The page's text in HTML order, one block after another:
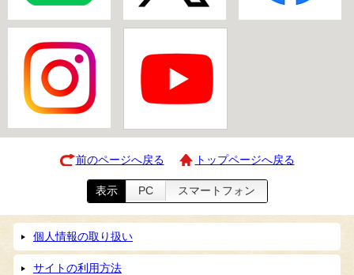
前のページへ戻る トップページへ戻る
表示 PC スマートフォン
個人情報の取り扱い
サイトの利用方法